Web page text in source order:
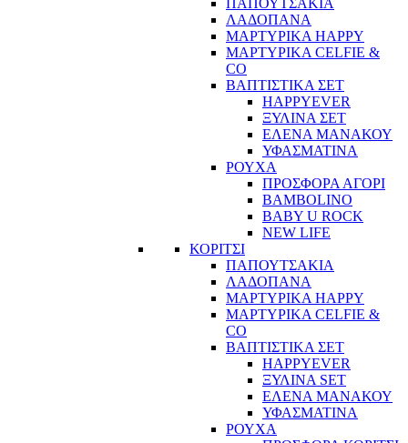
ΛΑΔΟΠΑΝΑ
ΜΑΡΤΥΡΙΚΑ HAPPY
ΜΑΡΤΥΡΙΚΑ CELFIE &
CO
ΒΑΠΤΙΣΤΙΚΑ ΣΕΤ
HAPPYEVER
ΞΥΛΙΝΑ ΣΕΤ
ΕΛΕΝΑ ΜΑΝΑΚΟΥ
ΥΦΑΣΜΑΤΙΝΑ
ΡΟΥΧΑ
ΠΡΟΣΦΟΡΑ ΑΓΟΡΙ
BAMBOLINO
BABY U ROCK
NEW LIFE
ΚΟΡΙΤΣΙ
ΠΑΠΟΥΤΣΑΚΙΑ
ΛΑΔΟΠΑΝΑ
ΜΑΡΤΥΡΙΚΑ HAPPY
ΜΑΡΤΥΡΙΚΑ CELFIE &
CO
ΒΑΠΤΙΣΤΙΚΑ ΣΕΤ
HAPPYEVER
ΞΥΛΙΝΑ SET
ΕΛΕΝΑ ΜΑΝΑΚΟΥ
ΥΦΑΣΜΑΤΙΝΑ
ΡΟΥΧΑ